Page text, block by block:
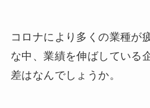
コロナにより多くの業種が
な中、業績を伸ばしている
差はなんでしょうか。